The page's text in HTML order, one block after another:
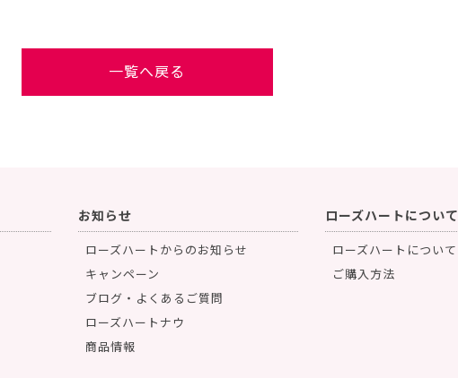
一覧へ戻る
お知らせ
ローズハートからのお知らせ
キャンペーン
ブログ・よくあるご質問
ローズハートナウ
商品情報
ローズハートについて
ローズハートについて
ご購入方法